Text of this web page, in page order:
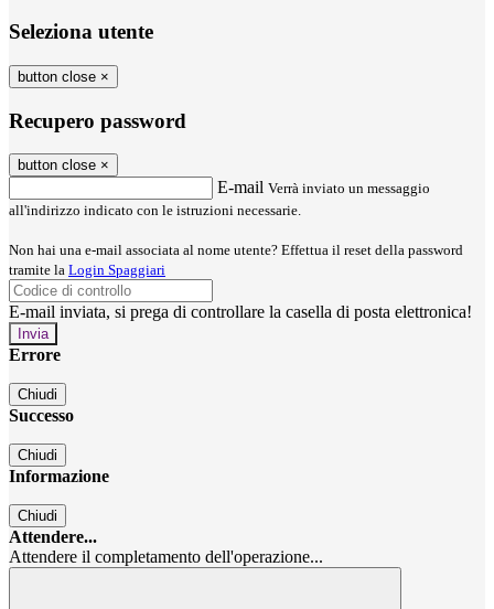
Seleziona utente
button close ×
Recupero password
button close ×
E-mail Verrà inviato un messaggio
all'indirizzo indicato con le istruzioni necessarie.
Non hai una e-mail associata al nome utente? Effettua il reset della password
tramite la Login Spaggiari
E-mail inviata, si prega di controllare la casella di posta elettronica!
Errore
Chiudi
Successo
Chiudi
Informazione
Chiudi
Attendere...
Attendere il completamento dell'operazione...